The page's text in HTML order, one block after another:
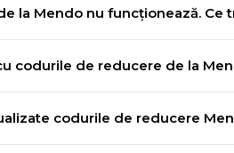
la Mendo nu funcționează. Ce
codurile de reducere de la
codurile de reducere